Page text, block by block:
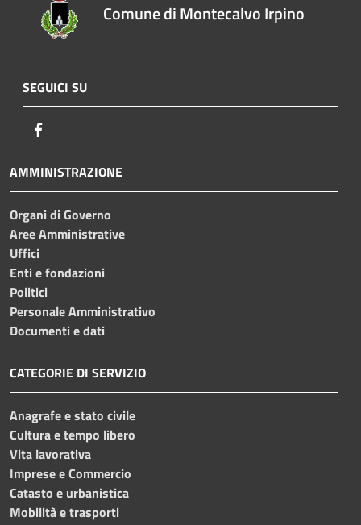
Comune di Montecalvo Irpino
SEGUICI SU
AMMINISTRAZIONE
Organi di Governo
Aree Amministrative
Uffici
Enti e fondazioni
Politici
Personale Amministrativo
Documenti e dati
CATEGORIE DI SERVIZIO
Anagrafe e stato civile
Cultura e tempo libero
Vita lavorativa
Imprese e Commercio
Catasto e urbanistica
Mobilità e trasporti